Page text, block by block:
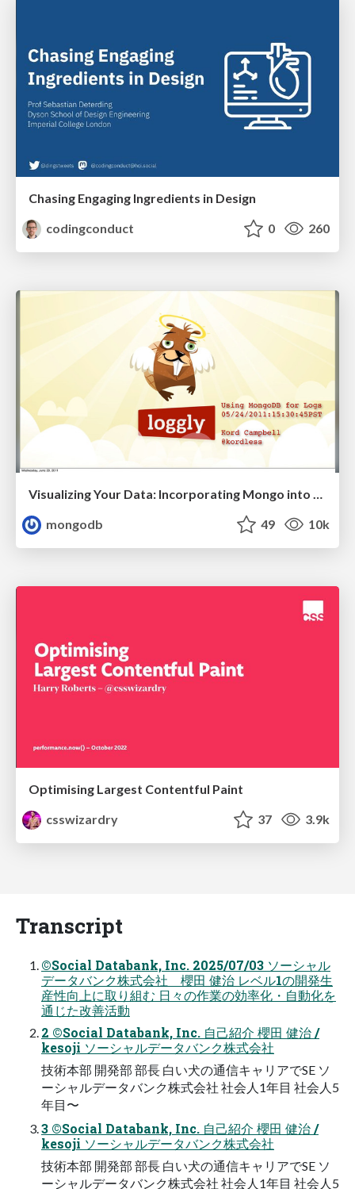
Chasing Engaging Ingredients in Design
codingconduct
0 260
Visualizing Your Data: Incorporating Mongo into Loggly Infrastructure
mongodb
49 10k
Optimising Largest Contentful Paint
csswizardry
37 3.9k
Transcript
©Social Databank, Inc. 2025/07/03 ソーシャル
データバンク株式会社 櫻田 健治 レベル1の開発生
産性向上に取り組む 日々の作業の効率化・自動化を
通じた改善活動
2 ©Social Databank, Inc. 自己紹介 櫻田 健治 /
kesoji ソーシャルデータバンク株式会社
技術本部 開発部 部長 白い犬の通信キャリアでSE ソ
ーシャルデータバンク株式会社 社会人1年目 社会人5
年目〜
3 ©Social Databank, Inc. 自己紹介 櫻田 健治 /
kesoji ソーシャルデータバンク株式会社
技術本部 開発部 部長 白い犬の通信キャリアでSE ソ
ーシャルデータバンク株式会社 社会人1年目 社会人5